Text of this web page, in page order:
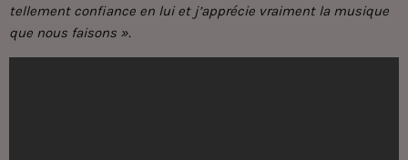
tellement confiance en lui et j’apprécie vraiment la musique
que nous faisons ».